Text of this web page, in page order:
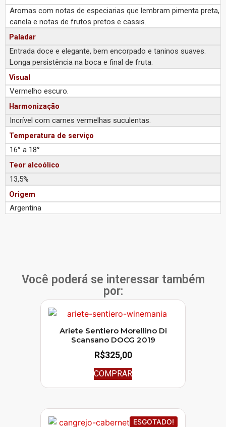
Aromas com notas de especiarias que lembram pimenta preta,
canela e notas de frutos pretos e cassis.
Paladar
Entrada doce e elegante, bem encorpado e taninos suaves.
Longa persistência na boca e final de fruta.
Visual
Vermelho escuro.
Harmonização
Incrível com carnes vermelhas suculentas.
Temperatura de serviço
16° a 18°
Teor alcoólico
13,5%
Origem
Argentina
Você poderá se interessar também
por:
Ariete Sentiero Morellino Di
Scansano DOCG 2019
R$325,00
COMPRAR
ESGOTADO!